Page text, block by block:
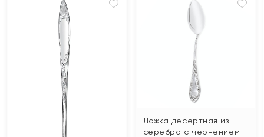
Ложка десертная из
серебра с чернением